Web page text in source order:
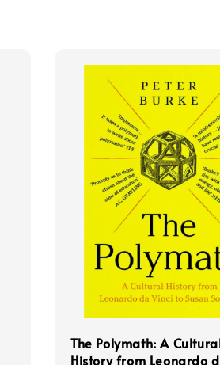
The Polymath: A
History from Leonardo